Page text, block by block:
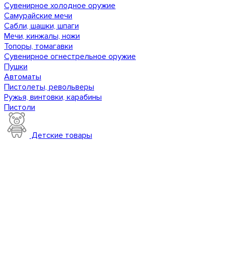
Сувенирное холодное оружие
Самурайские мечи
Сабли, шашки, шпаги
Мечи, кинжалы, ножи
Топоры, томагавки
Сувенирное огнестрельное оружие
Пушки
Автоматы
Пистолеты, револьверы
Ружья, винтовки, карабины
Пистоли
Детские товары